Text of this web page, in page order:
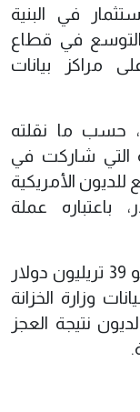
في البنية
في قطاع
مراكز بيانات
حسب ما نقلته
التي شاركت في
الأمريكية
باعتباره عملة
يذكر أن حجم الديون الأمريكية بلغ نحو 39 تريليون دولار
2026، وفق بيانات وزارة الخزانة
نتيجة العجز